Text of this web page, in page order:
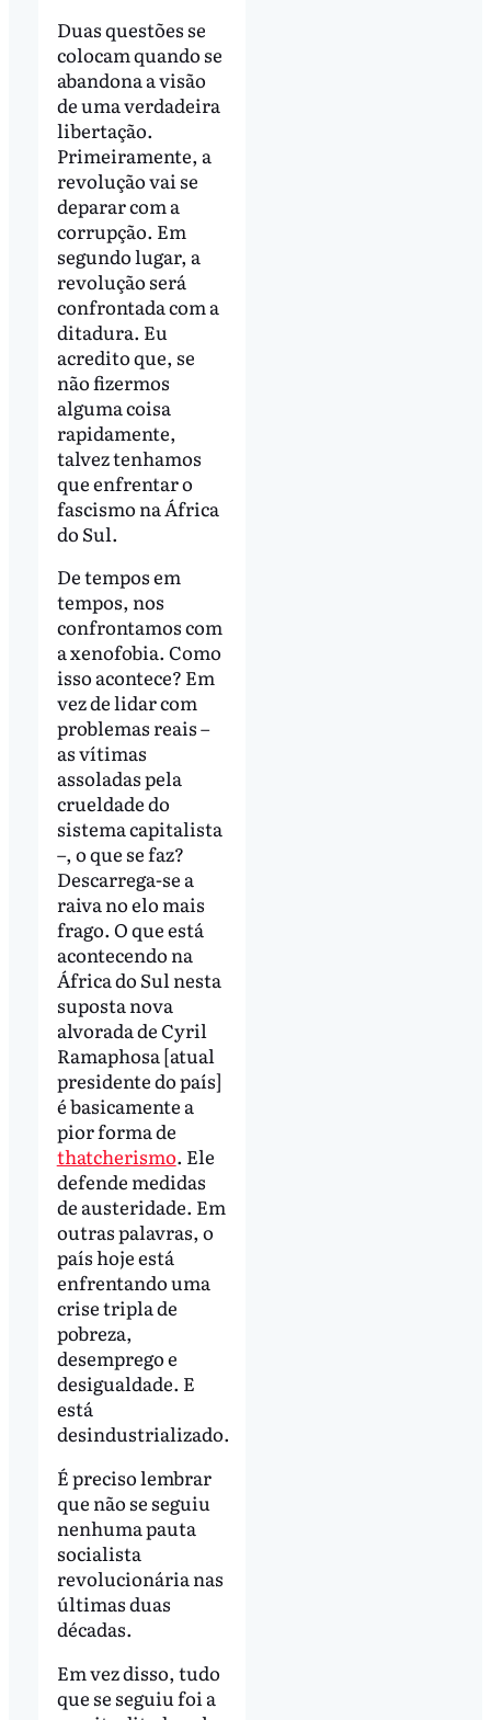
Duas questões se
colocam quando se
abandona a visão
de uma verdadeira
libertação.
Primeiramente, a
revolução vai se
deparar com a
corrupção. Em
segundo lugar, a
revolução será
confrontada com a
ditadura. Eu
acredito que, se
não fizermos
alguma coisa
rapidamente,
talvez tenhamos
que enfrentar o
fascismo na África
do Sul.
De tempos em
tempos, nos
confrontamos com
a xenofobia. Como
isso acontece? Em
vez de lidar com
problemas reais –
as vítimas
assoladas pela
crueldade do
sistema capitalista
–, o que se faz?
Descarrega-se a
raiva no elo mais
frago. O que está
acontecendo na
África do Sul nesta
suposta nova
alvorada de Cyril
Ramaphosa [atual
presidente do país]
é basicamente a
pior forma de
thatcherismo. Ele
defende medidas
de austeridade. Em
outras palavras, o
país hoje está
enfrentando uma
crise tripla de
pobreza,
desemprego e
desigualdade. E
está
desindustrializado.
É preciso lembrar
que não se seguiu
nenhuma pauta
socialista
revolucionária nas
últimas duas
décadas.
Em vez disso, tudo
que se seguiu foi a